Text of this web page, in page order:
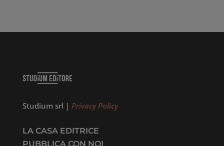
Studium srl | Privacy Policy
LA CASA EDITRICE
PUBBLICA CON NOI